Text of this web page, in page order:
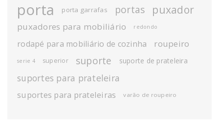
porta porta garrafas portas puxador
puxadores para mobiliário redondo
rodapé para mobiliário de cozinha roupeiro
serie 4 superior suporte suporte de prateleira
suportes para prateleira
suportes para prateleiras varão de roupeiro